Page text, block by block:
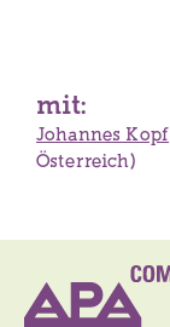
mit:
Johannes Kopf
Österreich)